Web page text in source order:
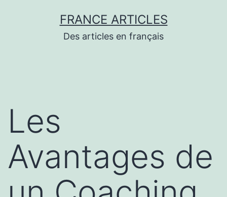
FRANCE ARTICLES
Des articles en français
Les
Avantages de